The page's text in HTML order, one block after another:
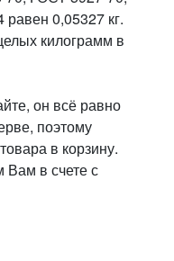
0,05327 кг.
килограмм в
он всё равно
поэтому
в корзину.
Вам в счете с